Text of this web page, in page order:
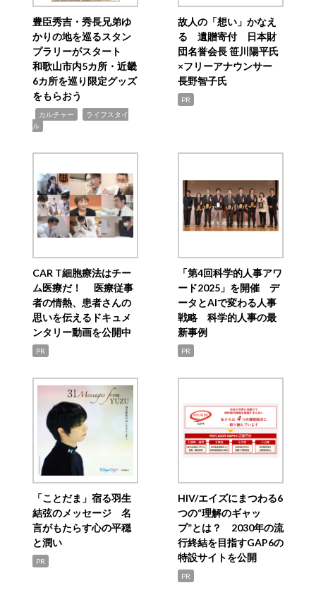
豊臣秀吉・秀長兄弟ゆ
かりの地を巡るスタン
プラリーがスタート
和歌山市内5カ所・近畿
6カ所を巡り限定グッズ
をもらおう
カルチャー
ライフスタイ
ル
故人の「想い」かなえ
る 遺贈寄付 日本財
団名誉会長 笹川陽平氏
×フリーアナウンサー
長野智子氏
PR
CAR T細胞療法はチー
ム医療だ！ 医療従事
者の情熱、患者さんの
思いを伝えるドキュメ
ンタリー動画を公開中
PR
「第4回科学的人事アワ
ード2025」を開催 デ
ータとAIで変わる人事
戦略 科学的人事の最
新事例
PR
「ことだま」宿る羽生
結弦のメッセージ 名
言がもたらす心の平穏
と潤い
PR
HIV/エイズにまつわる6
つの“理解のギャッ
プ”とは？ 2030年の流
行終結を目指すGAP6の
特設サイトを公開
PR